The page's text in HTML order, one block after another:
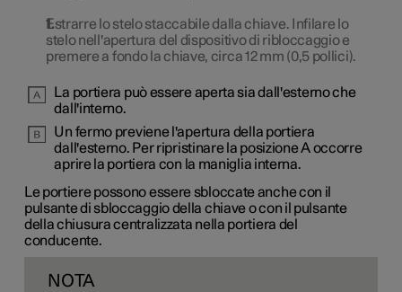
Estrarre lo stelo staccabile dalla chiave. Infilare lo
stelo nell'apertura del dispositivo di ribloccaggio e
premere a fondo la chiave, circa12 mm (0,5 pollici).
La portiera può essere aperta sia dall'esterno che
dall'interno.
Un fermo previene l'apertura della portiera
dall'esterno. Per ripristinare la posizione Aoccorre
aprire la portiera con la maniglia interna.
Le portiere possono essere sbloccate anche con il
pulsante di sbloccaggio della chiave o con il pulsante
della chiusura centralizzata nella portiera del
conducente.
NOTA